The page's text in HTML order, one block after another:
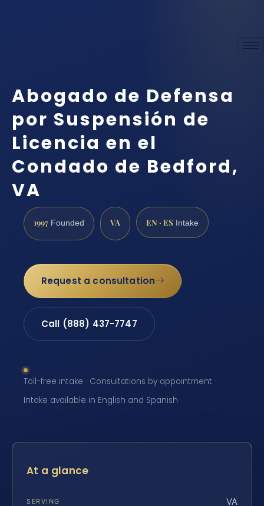
Abogado de Defensa
por Suspensión de
Licencia en el
Condado de Bedford,
VA
1997 Founded VA EN · ES Intake
Request a consultation
Call (888) 437-7747
Toll-free intake · Consultations by appointment ·
Intake available in English and Spanish
At a glance
SERVING VA